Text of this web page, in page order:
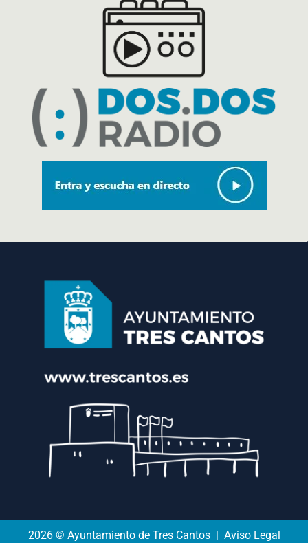
2026 © Ayuntamiento de Tres Cantos | Aviso Legal